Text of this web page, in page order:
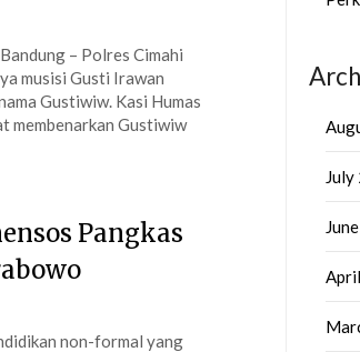
– Polres Cimahi
musisi Gusti Irawan
Gustiwiw. Kasi Humas
membenarkan Gustiwiw
Pangkas
non-formal yang
July